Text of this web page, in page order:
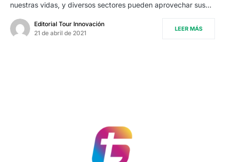
nuestras vidas, y diversos sectores pueden aprovechar sus…
Editorial Tour Innovación
21 de abril de 2021
LEER MÁS